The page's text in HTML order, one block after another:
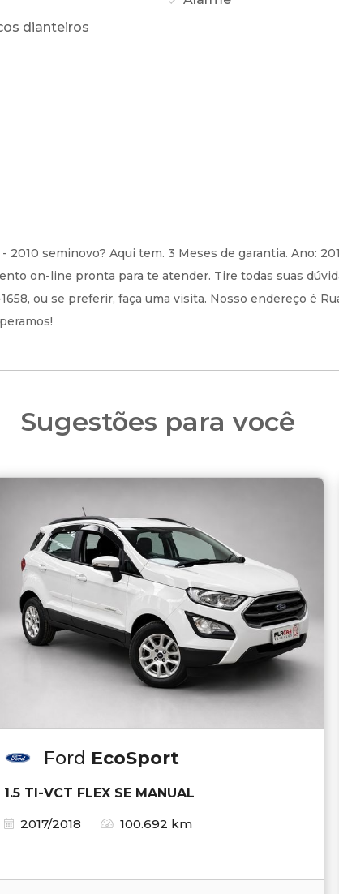
dianteiros
2010 seminovo? Aqui tem. 3 Meses de garantia. Ano:
on-line pronta para te atender. Tire todas suas
ou se preferir, faça uma visita. Nosso endereço é
Sugestões para você
Ford EcoSport
1.5 TI-VCT FLEX SE MANUAL
2017/2018
100.692 km